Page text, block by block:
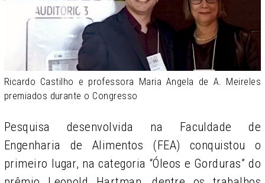
Ricardo Castilho e professora Maria Angela de A. Meireles
premiados durante o Congresso
Pesquisa desenvolvida na Faculdade de
Engenharia de Alimentos (FEA) conquistou o
primeiro lugar, na categoria “Óleos e Gorduras” do